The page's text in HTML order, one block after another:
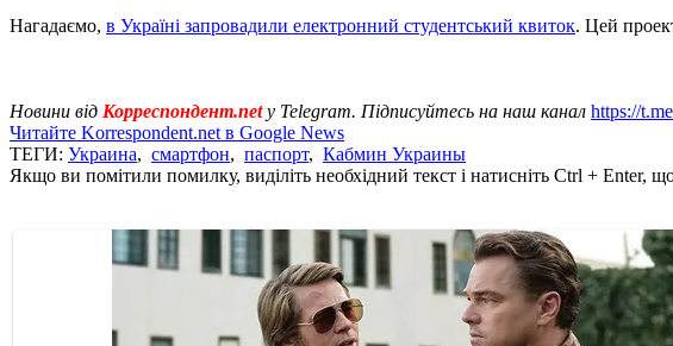
Нагадаємо, в Україні запровадили електронний студентський квиток. Цей
Новини від Корреспондент.net у Telegram. Підписуйтесь на наш канал https://
Читайте Korrespondent.net в Google News
ТЕГИ: Украина, смартфон, паспорт, Кабмин Украины
Якщо ви помітили помилку, виділіть необхідний текст і натисніть Ctrl + Enter,